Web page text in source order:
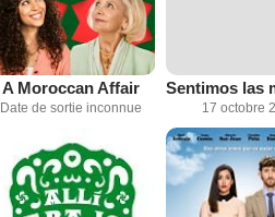
A Moroccan Affair
Date de sortie inconnue 17 octobre